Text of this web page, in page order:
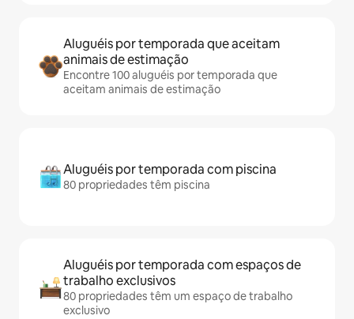
Aluguéis por temporada que aceitam
animais de estimação
Encontre 100 aluguéis por temporada que
aceitam animais de estimação
Aluguéis por temporada com piscina
80 propriedades têm piscina
Aluguéis por temporada com espaços de
trabalho exclusivos
80 propriedades têm um espaço de trabalho
exclusivo